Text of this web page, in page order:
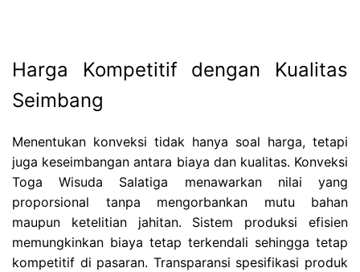
Harga Kompetitif dengan Kualitas
Seimbang
Menentukan konveksi tidak hanya soal harga, tetapi
juga keseimbangan antara biaya dan kualitas. Konveksi
Toga Wisuda Salatiga menawarkan nilai yang
proporsional tanpa mengorbankan mutu bahan
maupun ketelitian jahitan. Sistem produksi efisien
memungkinkan biaya tetap terkendali sehingga tetap
kompetitif di pasaran. Transparansi spesifikasi produk